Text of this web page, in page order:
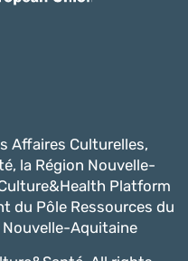
Affaires Culturelles,
la Région Nouvelle-
Platform
du Pôle Ressources du
Nouvelle-Aquitaine